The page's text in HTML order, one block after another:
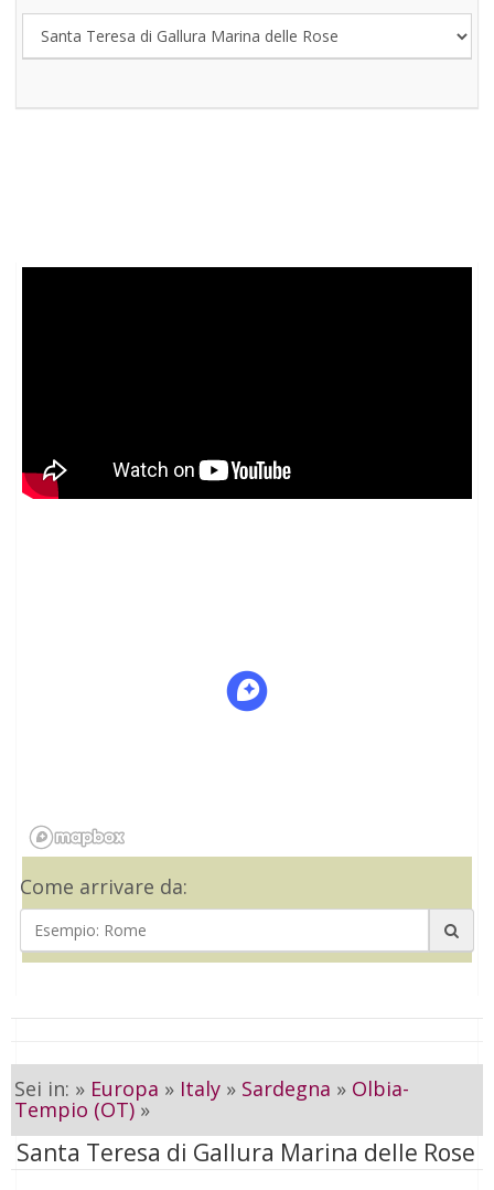
Come arrivare da:
Sei in: » Europa » Italy » Sardegna » Olbia-
Tempio (OT)»
Santa Teresa di Gallura Marina delle Rose